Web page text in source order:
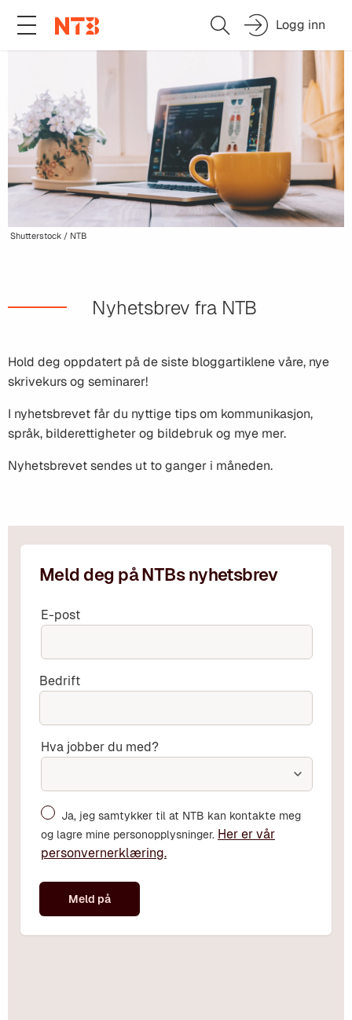
Logg inn
Shutterstock / NTB
Nyhetsbrev fra NTB
Hold deg oppdatert på de siste bloggartiklene våre, nye
skrivekurs og seminarer!
I nyhetsbrevet får du nyttige tips om kommunikasjon,
språk, bilderettigheter og bildebruk og mye mer.
Nyhetsbrevet sendes ut to ganger i måneden.